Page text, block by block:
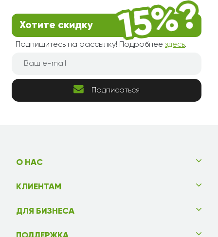
Хотите скидку
Подпишитесь на рассылку! Подробнее здесь.
Подписаться
О НАС
КЛИЕНТАМ
ДЛЯ БИЗНЕСА